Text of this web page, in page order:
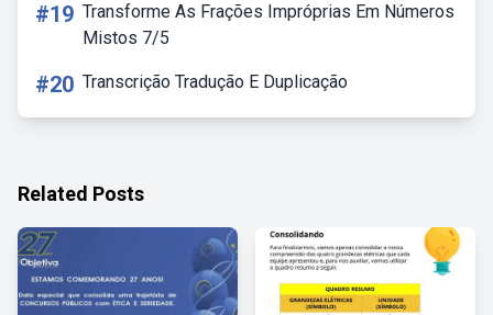
#19 Transforme As Frações Impróprias Em Números
Mistos 7/5
#20 Transcrição Tradução E Duplicação
Related Posts